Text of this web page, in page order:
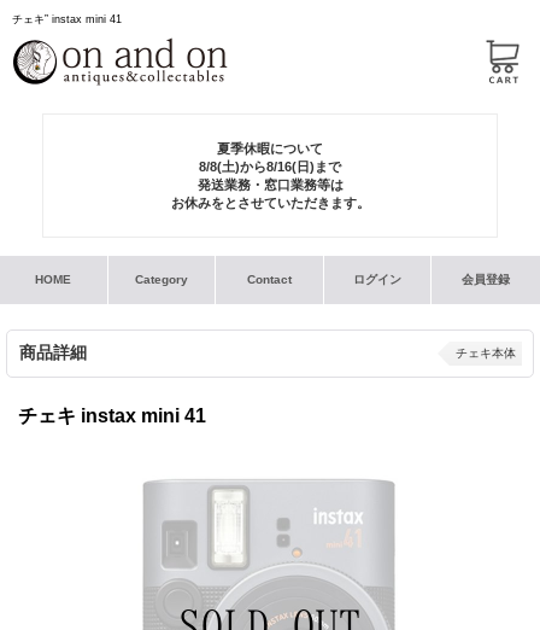
チェキ” instax mini 41
夏季休暇について
8/8(土)から8/16(日)まで
発送業務・窓口業務等は
お休みをとさせていただきます。
HOME Category Contact ログイン 会員登録
商品詳細 チェキ本体
チェキ instax mini 41